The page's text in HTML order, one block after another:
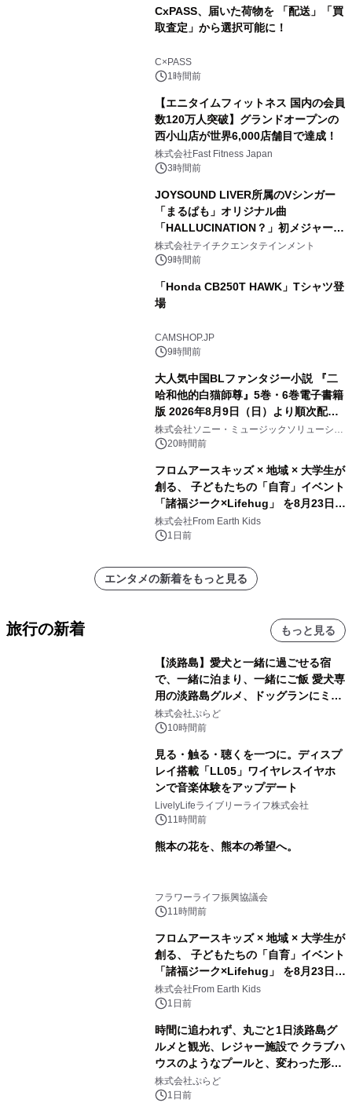
CxPASS、届いた荷物を 「配送」「買
取査定」から選択可能に！
C×PASS
1時間前
【エニタイムフィットネス 国内の会員
数120万人突破】グランドオープンの
西小山店が世界6,000店舗目で達成！
株式会社Fast Fitness Japan
3時間前
JOYSOUND LIVER所属のVシンガー
「まるぱも」オリジナル曲
「HALLUCINATION？」初メジャー配
信リリース決定！
株式会社テイチクエンタテインメント
9時間前
「Honda CB250T HAWK」Tシャツ登
場
CAMSHOP.JP
9時間前
大人気中国BLファンタジー小説 『二
哈和他的白猫師尊』5巻・6巻電子書籍
版 2026年8月9日（日）より順次配信
開始
株式会社ソニー・ミュージックソリューショ
ンズ20時間前
フロムアースキッズ × 地域 × 大学生が
創る、 子どもたちの「自育」イベント
「諸福ジーク×Lifehug」 を8月23日
(日)開催
株式会社From Earth Kids
1日前
エンタメの新着をもっと見る
旅行の新着 もっと見る
【淡路島】愛犬と一緒に過ごせる宿
で、一緒に泊まり、一緒にご飯 愛犬専
用の淡路島グルメ、ドッグランにミニ
プール グランピングとトレーラーハウ
スの2施設で
株式会社ぷらど
10時間前
見る・触る・聴くを一つに。ディスプ
レイ搭載「LL05」ワイヤレスイヤホ
ンで音楽体験をアップデート
LivelyLifeライブリーライフ株式会社
11時間前
熊本の花を、熊本の希望へ。
フラワーライフ振興協議会
11時間前
フロムアースキッズ × 地域 × 大学生が
創る、 子どもたちの「自育」イベント
「諸福ジーク×Lifehug」 を8月23日
(日)開催
株式会社From Earth Kids
1日前
時間に追われず、丸ごと1日淡路島グ
ルメと観光、レジャー施設で クラブハ
ウスのようなプールと、変わった形の
サウナも 「THE BOXY AWAJI」のお
得な素泊まり連泊プランで
株式会社ぷらど
1日前